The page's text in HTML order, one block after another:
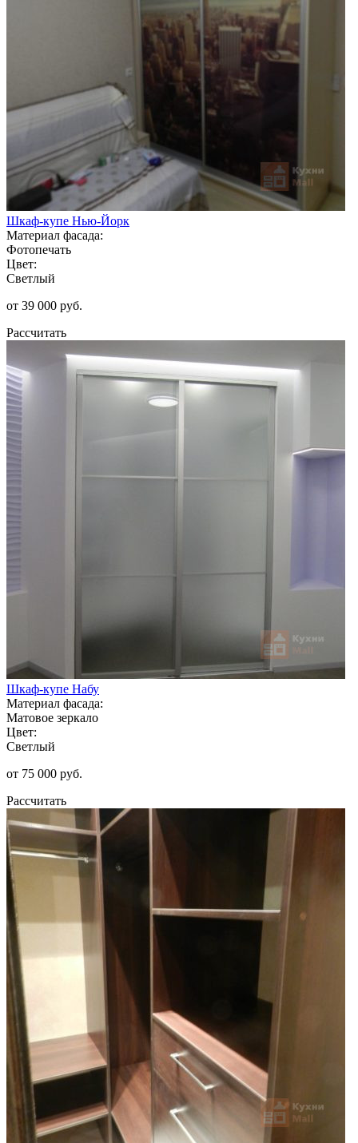
Шкаф-купе Нью-Йорк
Материал фасада:
Фотопечать
Цвет:
Светлый
от 39 000 руб.
Рассчитать
Шкаф-купе Набу
Материал фасада:
Матовое зеркало
Цвет:
Светлый
от 75 000 руб.
Рассчитать